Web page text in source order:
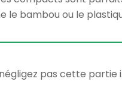
bambou ou le
pas cette